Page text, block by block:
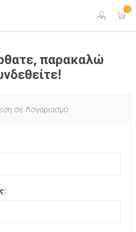
0
παρακαλώ
σε Λογαριασμό